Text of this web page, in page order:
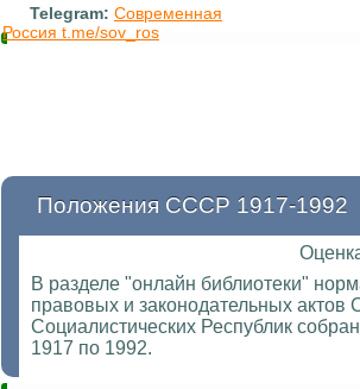
Telegram: Современная
Россия t.me/sov_ros
Положения СССР 1917-1992
В разделе "онлайн библиотеки"
правовых и законодательных актов
Социалистических Республик
1917 по 1992.